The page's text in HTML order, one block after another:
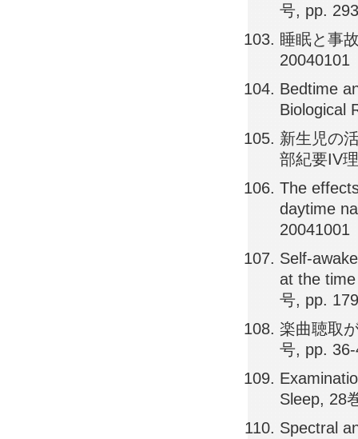
号, pp.
睡眠と事
20040101
Bedtime
Biological
新生児の
部紀要IV
The
daytime
20041001
Self-
at the
号, pp.
楽曲聴取
号, pp.
Sleep, 28
Spectral